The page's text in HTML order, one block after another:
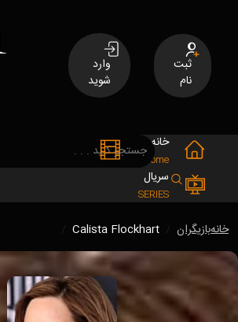
ثبت
نام
وارد
شوید
خانه
Home
سریال
SERIES
خانهبازیگران Calista Flockhart